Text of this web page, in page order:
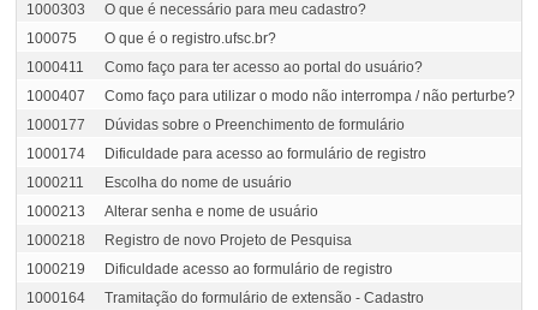
1000303
O que é necessário para meu cadastro?
100075
O que é o registro.ufsc.br?
1000411
Como faço para ter acesso ao portal do usuário?
1000407
Como faço para utilizar o modo não interrompa / não perturbe?
1000177
Dúvidas sobre o Preenchimento de formulário
1000174
Dificuldade para acesso ao formulário de registro
1000211
Escolha do nome de usuário
1000213
Alterar senha e nome de usuário
1000218
Registro de novo Projeto de Pesquisa
1000219
Dificuldade acesso ao formulário de registro
1000164
Tramitação do formulário de extensão - Cadastro